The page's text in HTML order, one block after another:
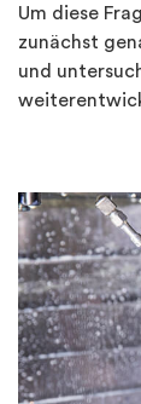
Um diese
zunächst
und